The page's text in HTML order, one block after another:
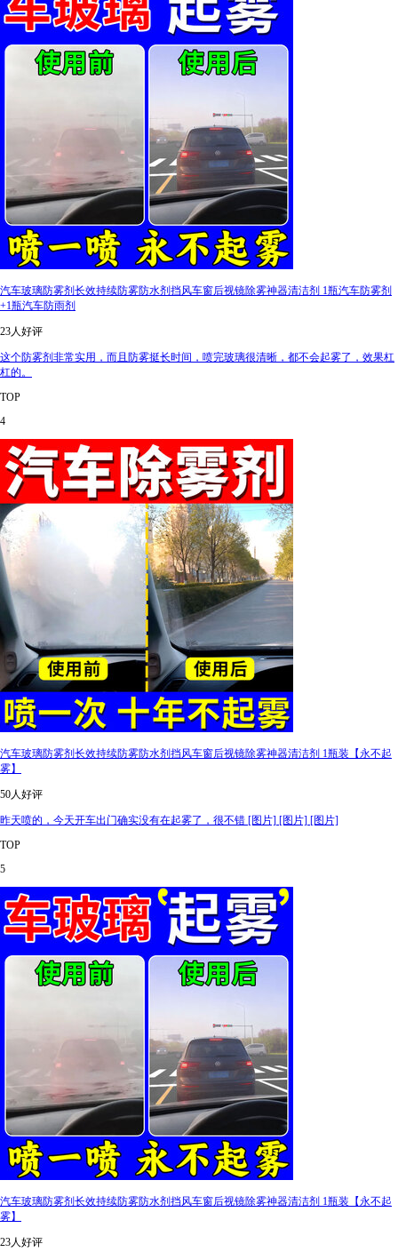
汽车玻璃防雾剂长效持续防雾防水剂挡风车窗后视镜除雾神器清洁剂 1瓶汽车防雾剂
+1瓶汽车防雨剂
23人好评
这个防雾剂非常实用，而且防雾挺长时间，喷完玻璃很清晰，都不会起雾了，效果杠
杠的。
TOP
4
汽车玻璃防雾剂长效持续防雾防水剂挡风车窗后视镜除雾神器清洁剂 1瓶装【永不起
雾】
50人好评
昨天喷的，今天开车出门确实没有在起雾了，很不错 [图片] [图片] [图片]
TOP
5
汽车玻璃防雾剂长效持续防雾防水剂挡风车窗后视镜除雾神器清洁剂 1瓶装【永不起
雾】
23人好评